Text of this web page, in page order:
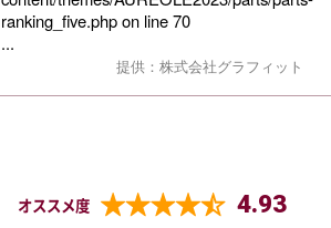
ranking_five.phpon line70
...
提供：株式会社グラフィット
オススメ度 4.93